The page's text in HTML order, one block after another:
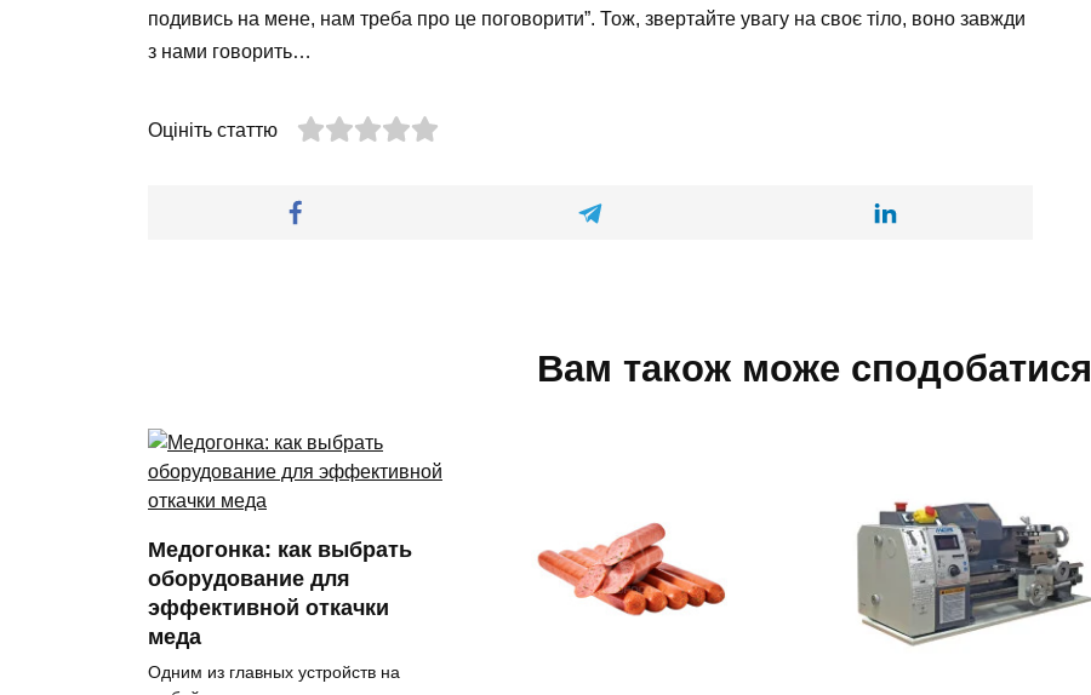
подивись на мене, нам треба про це поговорити”. Тож, звертайте увагу на своє тіло, воно завжди
з нами говорить…
Оцініть статтю
Вам також може сподобатися
Медогонка: как выбрать
оборудование для
эффективной откачки
меда
Одним из главных устройств на